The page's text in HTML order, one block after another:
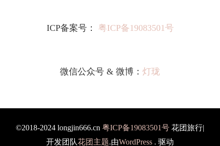
ICP备案号： 粤ICP备19083501号
微信公众号 & 微博： 灯珑
©2018-2024 longjin666.cn 粤ICP备19083501号 花团旅行|
开发团队花团主题.由WordPress . 驱动